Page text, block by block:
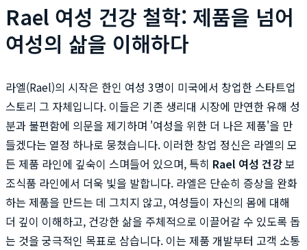
Rael 여성 건강 철학: 제품을 넘어
여성의 삶을 이해하다
라엘(Rael)의 시작은 한인 여성 3명이 미국에서 창업한 스타트업
스토리 그 자체입니다. 이들은 기존 생리대 시장에 만연한 유해 성
분과 불편함에 의문을 제기하며 '여성을 위한 더 나은 제품'을 만
들겠다는 열정 하나로 뭉쳤습니다. 이러한 창업 정신은 라엘의 모
든 제품 라인에 깊숙이 스며들어 있으며, 특히 Rael 여성 건강보
조식품 라인에서 더욱 빛을 발합니다. 라엘은 단순히 증상을 완화
하는 제품을 만드는 데 그치지 않고, 여성들이 자신의 몸에 대해
더 깊이 이해하고, 건강한 삶을 주체적으로 이끌어갈 수 있도록 돕
는 것을 궁극적인 목표로 삼습니다. 이는 제품 개발부터 고객 소통